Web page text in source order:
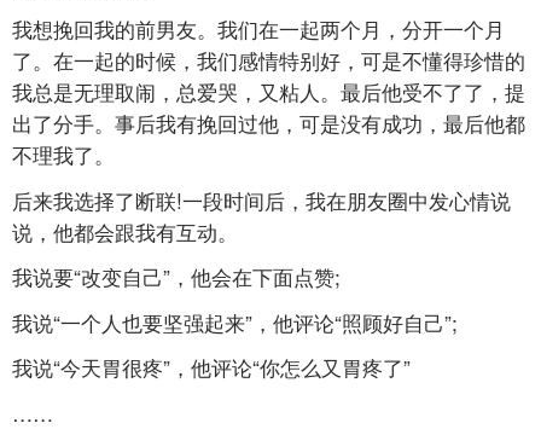
我想挽回我的前男友。我们在一起两个月，分开一个月
了。在一起的时候，我们感情特别好，可是不懂得珍惜的
我总是无理取闹，总爱哭，又粘人。最后他受不了了，提
出了分手。事后我有挽回过他，可是没有成功，最后他都
不理我了。
后来我选择了断联!一段时间后，我在朋友圈中发心情说
说，他都会跟我有互动。
我说要“改变自己”，他会在下面点赞;
我说“一个人也要坚强起来”，他评论“照顾好自己”;
我说“今天胃很疼”，他评论“你怎么又胃疼了”
……